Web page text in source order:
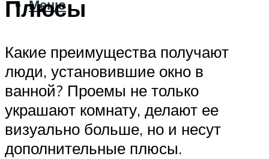
Меню
Плюсы
Какие преимущества получают
люди, установившие окно в
ванной? Проемы не только
украшают комнату, делают ее
визуально больше, но и несут
дополнительные плюсы.